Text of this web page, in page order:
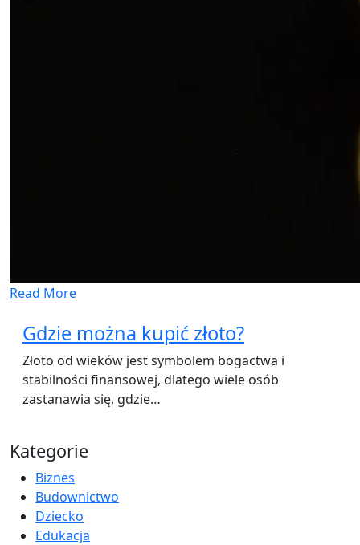
Read More
Gdzie można kupić złoto?
Złoto od wieków jest symbolem bogactwa i
stabilności finansowej, dlatego wiele osób
zastanawia się, gdzie…
Kategorie
Biznes
Budownictwo
Dziecko
Edukacja